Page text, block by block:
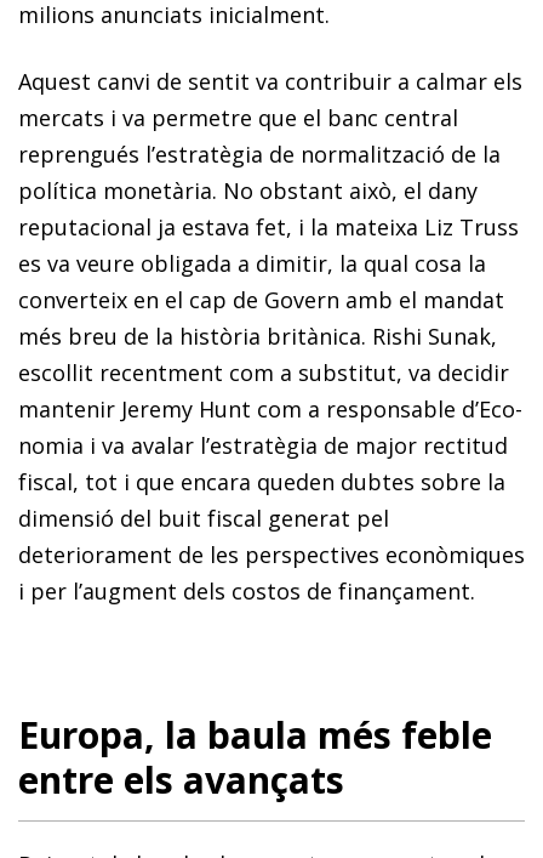
milions anunciats inicialment.
Aquest canvi de sentit va contribuir a calmar els
mercats i va permetre que el banc central
reprengués l’estratègia de normalització de la
política monetària. No obstant això, el dany
reputacional ja estava fet, i la mateixa Liz Truss
es va veure obligada a dimitir, la qual cosa la
converteix en el cap de Govern amb el mandat
més breu de la història britànica. Rishi Sunak,
escollit recentment com a substitut, va decidir
mantenir Jeremy Hunt com a responsable d’Eco­­
no­­mia i va avalar l’estratègia de major rectitud
fiscal, tot i que encara queden dubtes sobre la
dimensió del buit fiscal generat pel
deteriorament de les perspectives econòmiques
i per l’augment dels costos de finançament.
Europa, la baula més feble
entre els avançats